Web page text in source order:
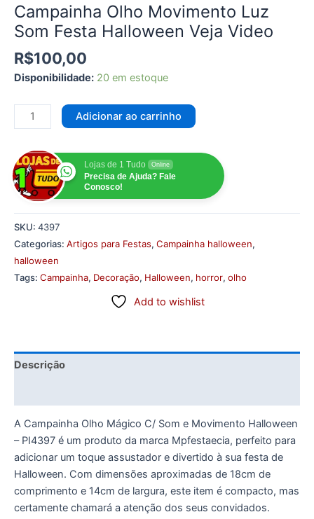
Campainha Olho Movimento Luz
Som Festa Halloween Veja Video
R$100,00
Disponibilidade: 20 em estoque
Adicionar ao carrinho
Lojas de 1 Tudo Online
Precisa de Ajuda? Fale
Conosco!
SKU: 4397
Categorias: Artigos para Festas, Campainha halloween,
halloween
Tags: Campainha, Decoração, Halloween, horror, olho
Add to wishlist
Descrição
A Campainha Olho Mágico C/ Som e Movimento Halloween
– PI4397 é um produto da marca Mpfestaecia, perfeito para
adicionar um toque assustador e divertido à sua festa de
Halloween. Com dimensões aproximadas de 18cm de
comprimento e 14cm de largura, este item é compacto, mas
certamente chamará a atenção dos seus convidados.